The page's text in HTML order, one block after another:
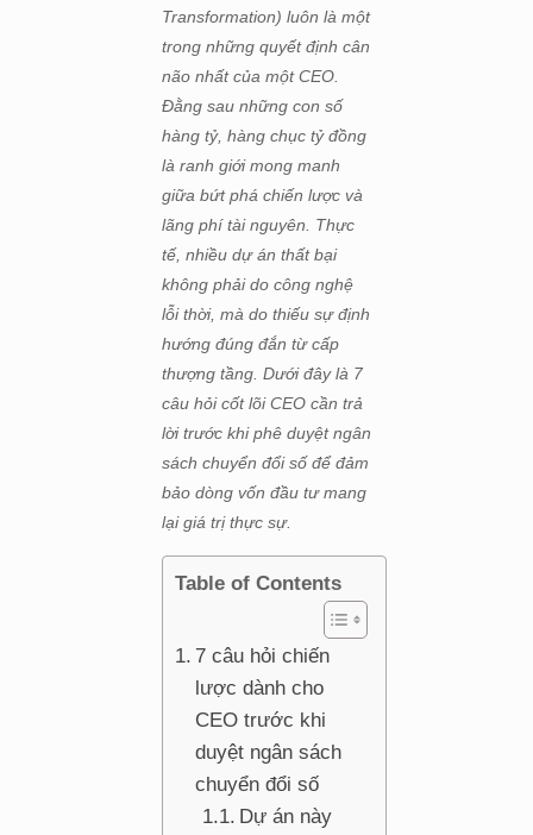
Transformation) luôn là một
trong những quyết định cân
não nhất của một CEO.
Đằng sau những con số
hàng tỷ, hàng chục tỷ đồng
là ranh giới mong manh
giữa bứt phá chiến lược và
lãng phí tài nguyên. Thực
tế, nhiều dự án thất bại
không phải do công nghệ
lỗi thời, mà do thiếu sự định
hướng đúng đắn từ cấp
thượng tầng. Dưới đây là 7
câu hỏi cốt lõi CEO cần trả
lời trước khi phê duyệt ngân
sách chuyển đổi số để đảm
bảo dòng vốn đầu tư mang
lại giá trị thực sự.
Table of Contents
7 câu hỏi chiến
lược dành cho
CEO trước khi
duyệt ngân sách
chuyển đổi số
Dự án này